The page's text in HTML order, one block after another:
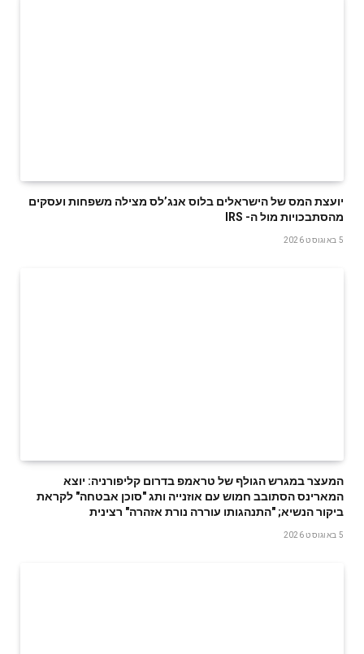
‬מהסתבכויות‭ ‬מול‭ ‬ה- IRS
5 באוגוסט 2026
המעצר במגרש הגולף של טראמפ בדרום קליפורניה: יוצא
המארינס הסתובב חמוש עם אוזנייה ותג "סוכן אבטחה" לקראת
ביקור הנשיא; "התנהגותו עוררה נורת אזהרה" רצינית
5 באוגוסט 2026